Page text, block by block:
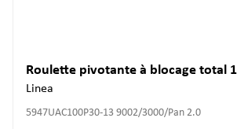
Roulette pivotante à blocage total
Linea
5947UAC100P30-13 9002/3000/Pan 2.0